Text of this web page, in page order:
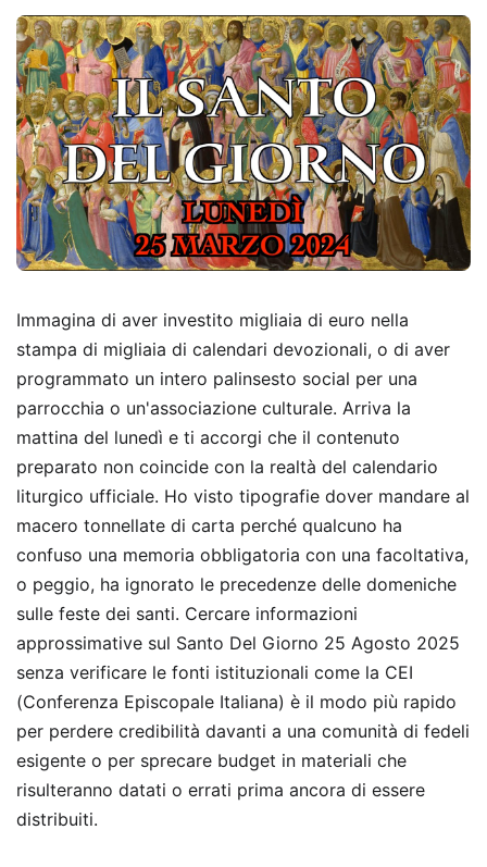
Immagina di aver investito migliaia di euro nella
stampa di migliaia di calendari devozionali, o di aver
programmato un intero palinsesto social per una
parrocchia o un'associazione culturale. Arriva la
mattina del lunedì e ti accorgi che il contenuto
preparato non coincide con la realtà del calendario
liturgico ufficiale. Ho visto tipografie dover mandare al
macero tonnellate di carta perché qualcuno ha
confuso una memoria obbligatoria con una facoltativa,
o peggio, ha ignorato le precedenze delle domeniche
sulle feste dei santi. Cercare informazioni
approssimative sul Santo Del Giorno 25 Agosto 2025
senza verificare le fonti istituzionali come la CEI
(Conferenza Episcopale Italiana) è il modo più rapido
per perdere credibilità davanti a una comunità di fedeli
esigente o per sprecare budget in materiali che
risulteranno datati o errati prima ancora di essere
distribuiti.